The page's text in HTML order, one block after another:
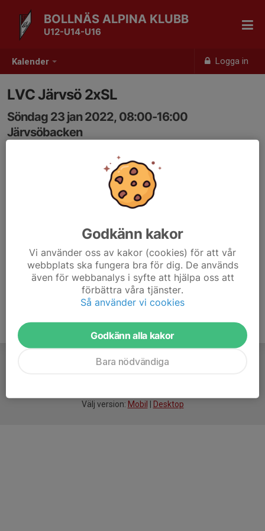
Kalender Logga in
BOLLNÄS ALPINA KLUBB
U12-U14-U16
LVC Järvsö 2xSL
Söndag 23 jan 2022, 08:00-16:00
Järvsöbacken
Välj version: Mobil Desktop
Godkänn kakor
Vi använder oss av kakor (cookies) för att vår
webbplats ska fungera bra för dig. De används
även för webbanalys i syfte att hjälpa oss att
förbättra våra tjänster.
Så använder vi cookies
Godkänn alla kakor
Bara nödvändiga